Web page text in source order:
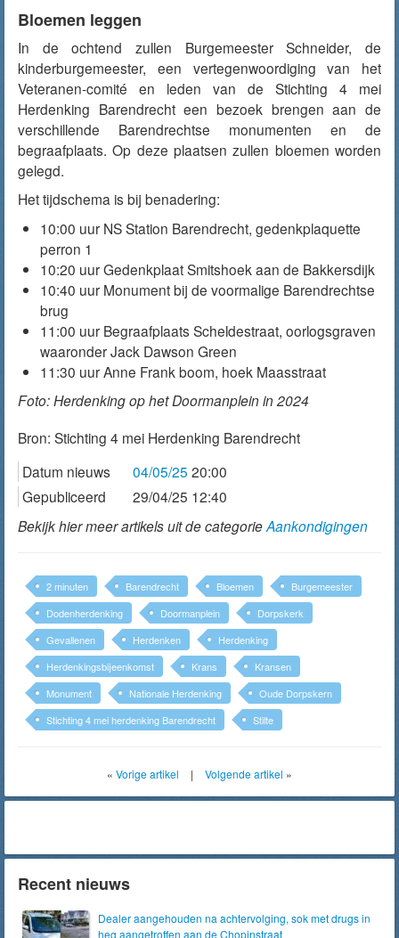
Bloemen leggen
In de ochtend zullen Burgemeester Schneider, de
kinderburgemeester, een vertegenwoordiging van het
Veteranen-comité en leden van de Stichting 4 mei
Herdenking Barendrecht een bezoek brengen aan de
verschillende Barendrechtse monumenten en de
begraafplaats. Op deze plaatsen zullen bloemen worden
gelegd.
Het tijdschema is bij benadering:
10:00 uur NS Station Barendrecht, gedenkplaquette
perron 1
10:20 uur Gedenkplaat Smitshoek aan de Bakkersdijk
10:40 uur Monument bij de voormalige Barendrechtse
brug
11:00 uur Begraafplaats Scheldestraat, oorlogsgraven
waaronder Jack Dawson Green
11:30 uur Anne Frank boom, hoek Maasstraat
Foto: Herdenking op het Doormanplein in 2024
Bron: Stichting 4 mei Herdenking Barendrecht
Datum nieuws
04/05/25 20:00
Gepubliceerd
29/04/25 12:40
Bekijk hier meer artikels uit de categorieAankondigingen
2 minuten Barendrecht Bloemen
Burgemeester
Dodenherdenking
Doormanplein
Dorpskerk
Gevallenen
Herdenken
Herdenking
Herdenkingsbijeenkomst
Krans
Kransen
Monument
Nationale Herdenking
Oude Dorpskern
Stichting 4 mei herdenking Barendrecht
Stilte
« Vorige artikel | Volgende artikel »
Recent nieuws
Dealer aangehouden na achtervolging, sok met drugs in
heg aangetroffen aan de Chopinstraat